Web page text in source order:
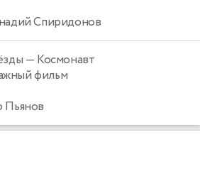
Спиридонов
— Космонавт
фильм
Пьянов